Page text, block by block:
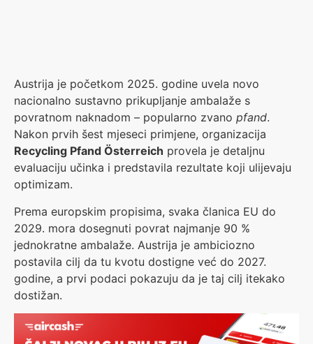
Austrija je početkom 2025. godine uvela novo
nacionalno sustavno prikupljanje ambalaže s
povratnom naknadom – popularno zvano pfand.
Nakon prvih šest mjeseci primjene, organizacija
Recycling Pfand Österreich provela je detaljnu
evaluaciju učinka i predstavila rezultate koji ulijevaju
optimizam.
Prema europskim propisima, svaka članica EU do
2029. mora dosegnuti povrat najmanje 90 %
jednokratne ambalaže. Austrija je ambiciozno
postavila cilj da tu kvotu dostigne već do 2027.
godine, a prvi podaci pokazuju da je taj cilj itekako
dostižan.